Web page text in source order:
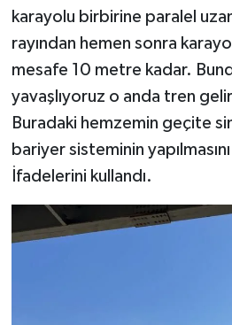
karayolu birbirine paralel
rayından hemen sonra
mesafe 10 metre kadar.
yavaşlıyoruz o anda tren
Buradaki hemzemin geçite
bariyer sisteminin
İfadelerini kullandı.